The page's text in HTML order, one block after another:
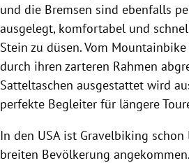
und die Bremsen sind ebenfalls
ausgelegt, komfortabel und
Stein zu düsen. Vom
durch ihren zarteren Rahmen
Satteltaschen ausgestattet wird
perfekte Begleiter für längere
In den USA ist Gravelbiking
breiten Bevölkerung